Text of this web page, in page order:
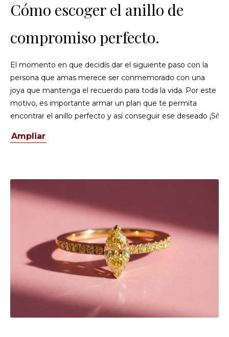
Cómo escoger el anillo de
compromiso perfecto.
El momento en que decidís dar el siguiente paso con la
persona que amas merece ser conmemorado con una
joya que mantenga el recuerdo para toda la vida. Por este
motivo, es importante armar un plan que te permita
encontrar el anillo perfecto y así conseguir ese deseado ¡Si!
Ampliar